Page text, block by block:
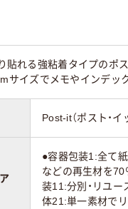
強粘着
ド スタンダ
れる強粘着タイプのポ
サイズでメモやインデッ
Post-it（ポスト・イ
●容器包装1:全て
などの再生材を
装11:分別・リユ
体21:単一素材で